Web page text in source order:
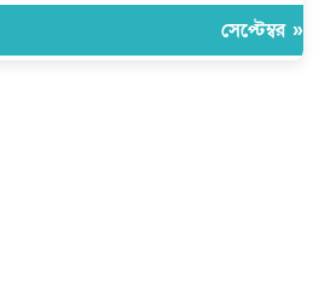
সেপ্টেম্বর »